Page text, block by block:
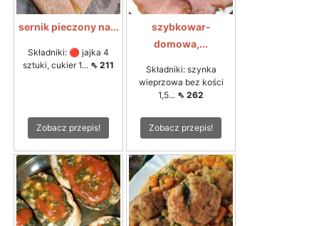
sernik pieczony na...
Składniki: 🔴 jajka 4
sztuki, cukier 1... ⇖ 211
Zobacz przepis!
szybkowar-
domowa,...
Składniki: szynka
wieprzowa bez kości
1,5... ⇖ 262
Zobacz przepis!